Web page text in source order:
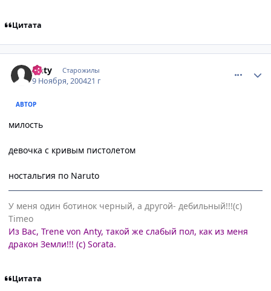
Цитата
Anty Старожилы
9 Ноября, 200421 г
АВТОР
милость
девочка с кривым пистолетом
ностальгия по Naruto
У меня один ботинок черный, а другой- дебильный!!!(с)
Timeo
Из Вас, Trene von Anty, такой же слабый пол, как из меня
дракон Земли!!! (с) Sorata.
Цитата